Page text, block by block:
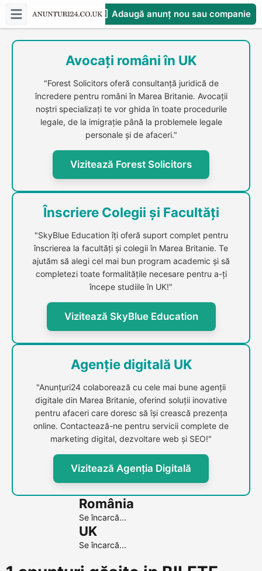
Adaugă anunț nou sau companie
CompaniesS
Avocați români în UK
"Forest Solicitors oferă consultanță juridică de
încredere pentru români în Marea Britanie. Avocații
noștri specializați te vor ghida în toate procedurile
legale, de la imigrație până la problemele legale
personale și de afaceri."
Vizitează Forest Solicitors
Înscriere Colegii și Facultăți
"SkyBlue Education îți oferă suport complet pentru
înscrierea la facultăți și colegii în Marea Britanie. Te
ajutăm să alegi cel mai bun program academic și să
completezi toate formalitățile necesare pentru a-ți
începe studiile în UK!"
Vizitează SkyBlue Education
Agenție digitală UK
"Anunțuri24 colaborează cu cele mai bune agenții
digitale din Marea Britanie, oferind soluții inovative
pentru afaceri care doresc să își crească prezența
online. Contactează-ne pentru servicii complete de
marketing digital, dezvoltare web și SEO!"
Vizitează Agenția Digitală
România
Se încarcă...
UK
Se încarcă...